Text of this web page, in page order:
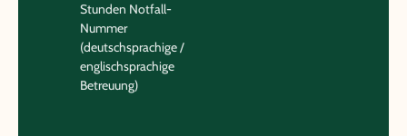
Stunden Notfall-
Nummer
(deutschsprachige /
englischsprachige
Betreuung)